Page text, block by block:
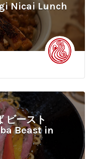
Nicai Lunch
ビースト
Beast in